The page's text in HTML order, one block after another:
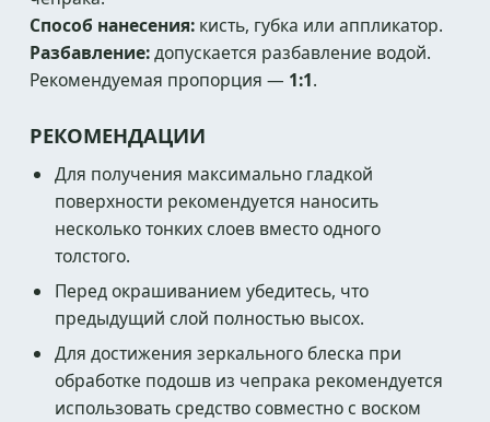
Способ нанесения: кисть, губка или аппликатор.
Разбавление:допускается разбавление водой.
Рекомендуемая пропорция — 1:1.
РЕКОМЕНДАЦИИ
Для получения максимально гладкой
поверхности рекомендуется наносить
несколько тонких слоев вместо одного
толстого.
Перед окрашиванием убедитесь, что
предыдущий слой полностью высох.
Для достижения зеркального блеска при
обработке подошв из чепрака рекомендуется
использовать средство совместно с воском